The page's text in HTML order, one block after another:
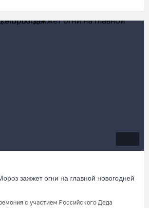
зажжет огни на главной новогодней
с участием Российского Деда